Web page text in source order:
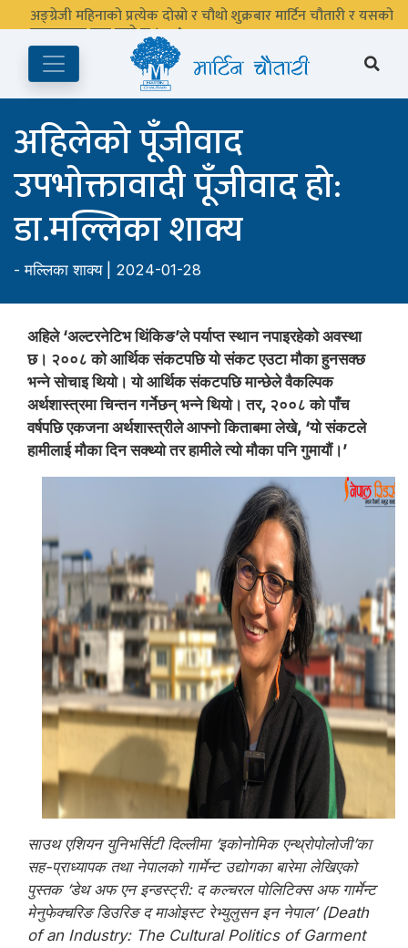
अङ्ग्रेजी महिनाको प्रत्येक दोस्रो र चौथो शुक्रबार मार्टिन चौतारी र यसको
पुस्तकालय बन्द रहने छ ।
अहिलेको पूँजीवाद
उपभोक्तावादी पूँजीवाद हो:
डा.मल्लिका शाक्य
-मल्लिका शाक्य | 2024-01-28
अहिले ‘अल्टरनेटिभ थिंकिङ’ले पर्याप्त स्थान नपाइरहेको अवस्था
छ। २००८ को आर्थिक संकटपछि यो संकट एउटा मौका हुनसक्छ
भन्ने सोचाइ थियो। यो आर्थिक संकटपछि मान्छेले वैकल्पिक
अर्थशास्त्रमा चिन्तन गर्नेछन् भन्ने थियो। तर, २००८ को पाँच
वर्षपछि एकजना अर्थशास्त्रीले आफ्नो किताबमा लेखे, ‘यो संकटले
हामीलाई मौका दिन सक्थ्यो तर हामीले त्यो मौका पनि गुमायौं।’
साउथ एशियन युनिभर्सिटी दिल्लीमा ‘इकोनोमिक एन्थ्रोपोलोजी’का
सह-प्राध्यापक तथा नेपालको गार्मेन्ट उद्योगका बारेमा लेखिएको
पुस्तक ‘डेथ अफ एन इन्डस्ट्री: द कल्चरल पोलिटिक्स अफ गार्मेन्ट
मेनुफेक्चरिङ डिउरिङ द माओइस्ट रेभ्युलुसन इन नेपाल’ (Death
of an Industry: The Cultural Politics of Garment